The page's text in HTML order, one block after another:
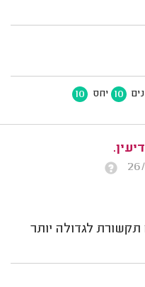
10 יחס 10
לגדולה יותר